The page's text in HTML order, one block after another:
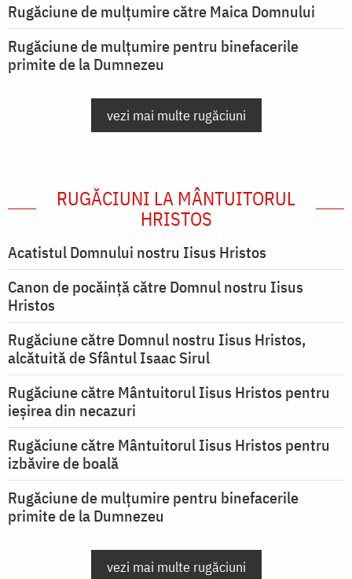
Rugăciune de mulţumire către Maica Domnului
Rugăciune de mulțumire pentru binefacerile
primite de la Dumnezeu
vezi mai multe rugăciuni
RUGĂCIUNI LA MÂNTUITORUL
HRISTOS
Acatistul Domnului nostru Iisus Hristos
Canon de pocăință către Domnul nostru Iisus
Hristos
Rugăciune către Domnul nostru Iisus Hristos,
alcătuită de Sfântul Isaac Sirul
Rugăciune către Mântuitorul Iisus Hristos pentru
ieşirea din necazuri
Rugăciune către Mântuitorul Iisus Hristos pentru
izbăvire de boală
Rugăciune de mulțumire pentru binefacerile
primite de la Dumnezeu
vezi mai multe rugăciuni